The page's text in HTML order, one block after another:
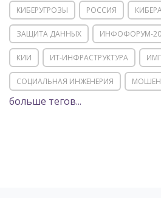
КИБЕРУГРОЗЫ РОССИЯ
ЗАЩИТА ДАННЫХ ИНФОФОРУМ-
КИИ ИТ-ИНФРАСТРУКТУРА
СОЦИАЛЬНАЯ ИНЖЕНЕРИЯ
POSITIVE TECHNOLOGIES
больше тегов...